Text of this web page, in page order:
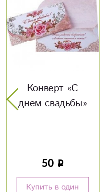
Мягкая
игрушка Сова
850
Купить в один